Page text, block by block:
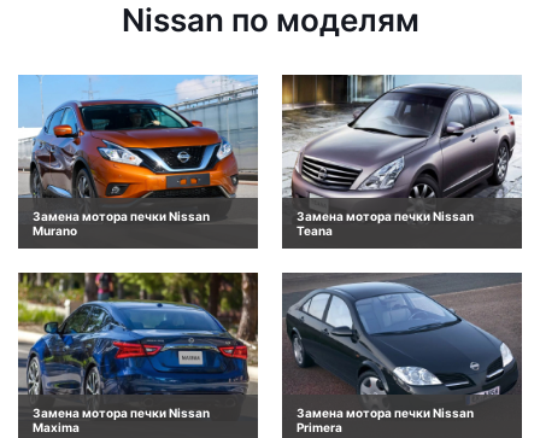
Nissan по моделям
Замена мотора печки Nissan
Murano
Замена мотора печки Nissan
Teana
Замена мотора печки Nissan
Maxima
Замена мотора печки Nissan
Primera